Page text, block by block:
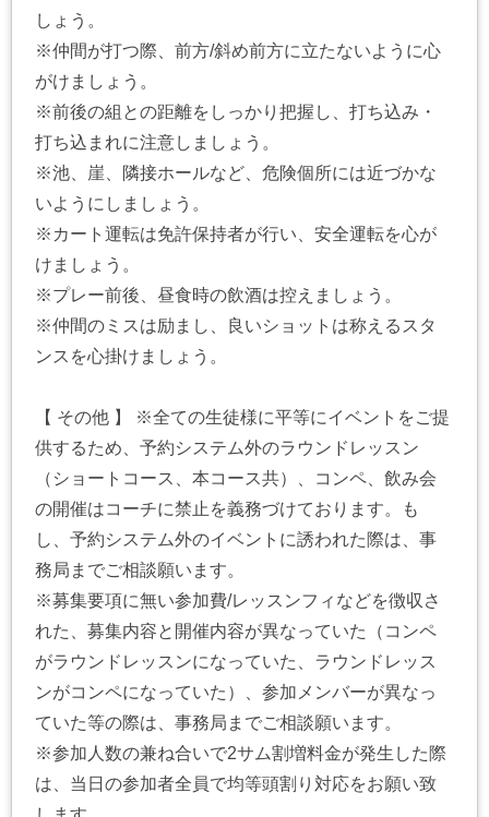
しょう。
※仲間が打つ際、前方/斜め前方に立たないように心
がけましょう。
※前後の組との距離をしっかり把握し、打ち込み・
打ち込まれに注意しましょう。
※池、崖、隣接ホールなど、危険個所には近づかな
いようにしましょう。
※カート運転は免許保持者が行い、安全運転を心が
けましょう。
※プレー前後、昼食時の飲酒は控えましょう。
※仲間のミスは励まし、良いショットは称えるスタ
ンスを心掛けましょう。
【 その他 】 ※全ての生徒様に平等にイベントをご提
供するため、予約システム外のラウンドレッスン
（ショートコース、本コース共）、コンペ、飲み会
の開催はコーチに禁止を義務づけております。も
し、予約システム外のイベントに誘われた際は、事
務局までご相談願います。
※募集要項に無い参加費/レッスンフィなどを徴収さ
れた、募集内容と開催内容が異なっていた（コンペ
がラウンドレッスンになっていた、ラウンドレッス
ンがコンペになっていた）、参加メンバーが異なっ
ていた等の際は、事務局までご相談願います。
※参加人数の兼ね合いで2サム割増料金が発生した際
は、当日の参加者全員で均等頭割り対応をお願い致